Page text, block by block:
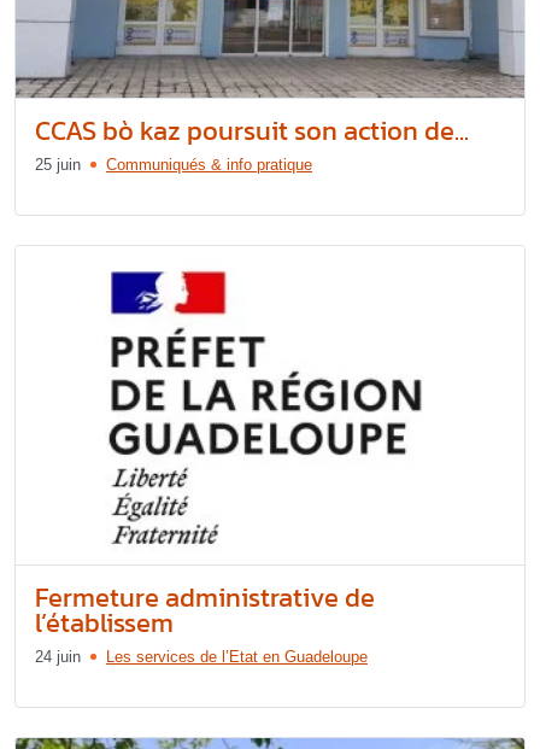
CCAS bò kaz poursuit son action de...
25 juin Communiqués & info pratique
Fermeture administrative de
l’établissem
24 juin Les services de l’Etat en Guadeloupe